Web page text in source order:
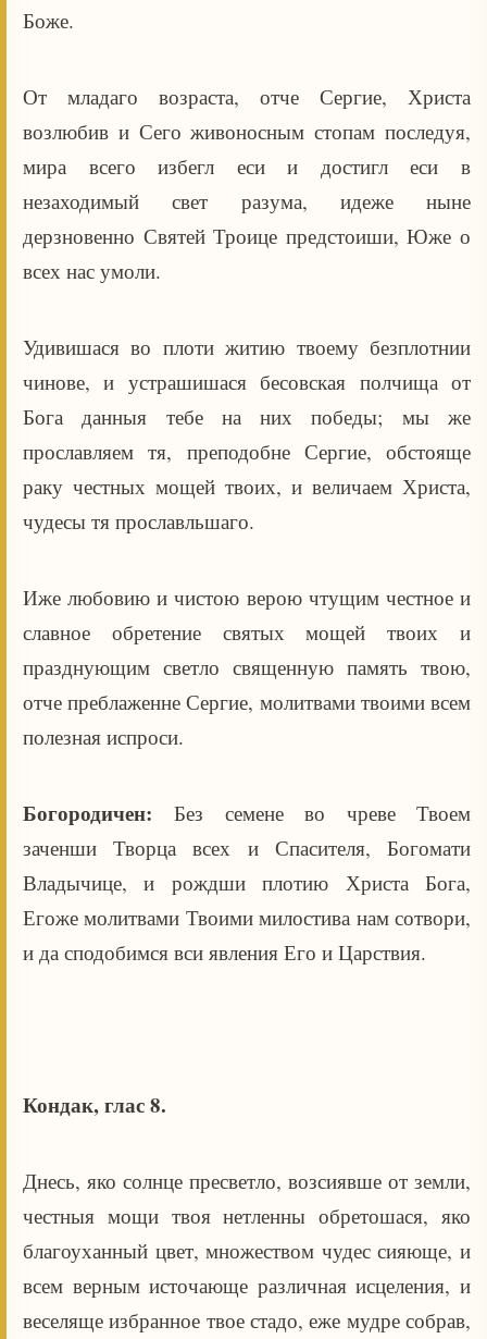
Боже.
От младаго возраста, отче Сергие, Христа
возлюбив и Сего живоносным стопам последуя,
мира всего избегл еси и достигл еси в
незаходимый свет разума, идеже ныне
дерзновенно Святей Троице предстоиши, Юже о
всех нас умоли.
Удивишася во плоти житию твоему безплотнии
чинове, и устрашишася бесовская полчища от
Бога данныя тебе на них победы; мы же
прославляем тя, преподобне Сергие, обстояще
раку честных мощей твоих, и величаем Христа,
чудесы тя прославльшаго.
Иже любовию и чистою верою чтущим честное и
славное обретение святых мощей твоих и
празднующим светло священную память твою,
отче преблаженне Сергие, молитвами твоими всем
полезная испроси.
Богородичен:Без семене во чреве Твоем
заченши Творца всех и Спасителя, Богомати
Владычице, и рождши плотию Христа Бога,
Егоже молитвами Твоими милостива нам сотвори,
и да сподобимся вси явления Его и Царствия.
Кондак, глас 8.
Днесь, яко солнце пресветло, возсиявше от земли,
честныя мощи твоя нетленны обретошася, яко
благоуханный цвет, множеством чудес сияюще, и
всем верным источающе различная исцеления, и
веселяще избранное твое стадо, еже мудре собрав,